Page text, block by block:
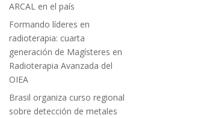
ARCAL en el país
Formando líderes en
radioterapia: cuarta
generación de Magísteres en
Radioterapia Avanzada del
OIEA
Brasil organiza curso regional
sobre detección de metales